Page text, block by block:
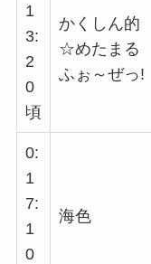
1
3:
2
0
頃
かくしん的
☆めたまる
ふぉ～ぜっ!
0:
1
7:
1
0
海色